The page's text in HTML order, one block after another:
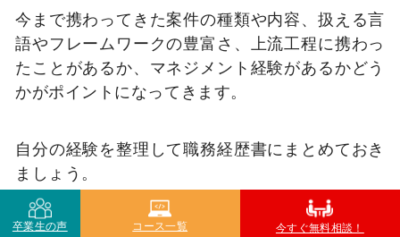
今まで携わってきた案件の種類や内容、扱える言
語やフレームワークの豊富さ、上流工程に携わっ
たことがあるか、マネジメント経験があるかどう
かがポイントになってきます。
自分の経験を整理して職務経歴書にまとめておき
ましょう。
派遣会社では基本的にコーディネーターと言われ
卒業生の声 コース一覧 今すぐ無料相談！